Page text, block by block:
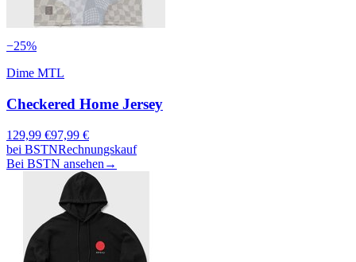
−25%
Dime MTL
Checkered Home Jersey
129,99 €97,99 €
bei BSTNRechnungskauf
Bei BSTN ansehen →